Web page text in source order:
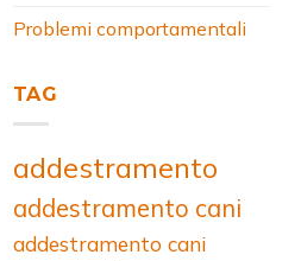
Problemi comportamentali
TAG
addestramento
addestramento cani
addestramento cani